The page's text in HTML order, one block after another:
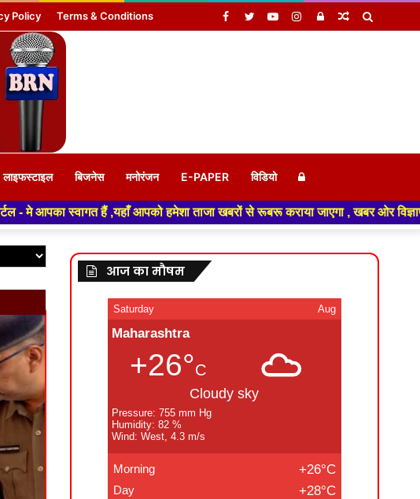
Policy Terms & Conditions Random
Log
Instagram
YouTube
Twitter
Facebook
लाइफस्टाइल बिजनेस मनोरंजन E-PAPER विडियो Log
In
आपको हमेशा ताजा खबरों से रूबरू कराया जाएगा , खबर ओर विज्ञापन के लिए संपर्क करे
आज का मौषम
Saturday Aug
Maharashtra
+26°C
Cloudy sky
Pressure: 755 mm Hg
Humidity: 82 %
Wind: West, 4.3 m/s
Morning +26°C
Day +28°C